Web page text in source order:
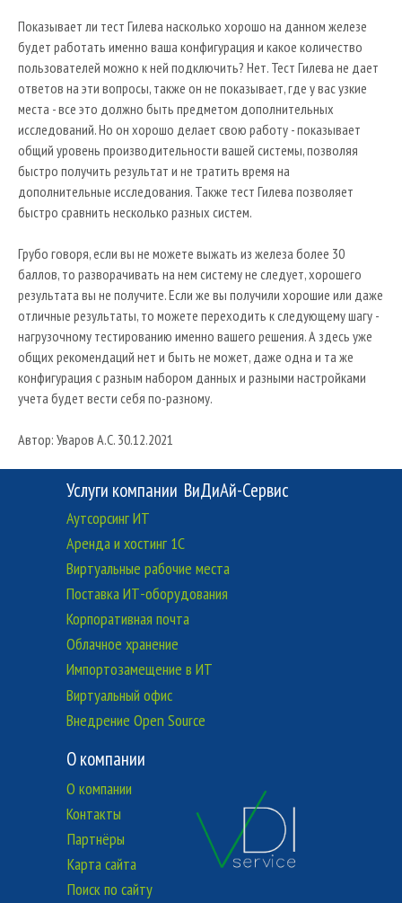
Показывает ли тест Гилева насколько хорошо на данном железе
будет работать именно ваша конфигурация и какое количество
пользователей можно к ней подключить? Нет. Тест Гилева не дает
ответов на эти вопросы, также он не показывает, где у вас узкие
места - все это должно быть предметом дополнительных
исследований. Но он хорошо делает свою работу - показывает
общий уровень производительности вашей системы, позволяя
быстро получить результат и не тратить время на
дополнительные исследования. Также тест Гилева позволяет
быстро сравнить несколько разных систем.
Грубо говоря, если вы не можете выжать из железа более 30
баллов, то разворачивать на нем систему не следует, хорошего
результата вы не получите. Если же вы получили хорошие или даже
отличные результаты, то можете переходить к следующему шагу -
нагрузочному тестированию именно вашего решения. А здесь уже
общих рекомендаций нет и быть не может, даже одна и та же
конфигурация с разным набором данных и разными настройками
учета будет вести себя по-разному.
Автор: Уваров А.С. 30.12.2021
Услуги компании ВиДиАй-Сервис
Аренда и хостинг 1C
Импортозамещение в ИТ
Виртуальные рабочие места
Аутсорсинг ИТ
Облачное хранение
О компании
Контакты
Партнёры
Поставка ИТ-оборудования
Корпоративная почта
Виртуальный офис
Внедрение Open Source
Поиск по сайту
Карта сайта
О компании